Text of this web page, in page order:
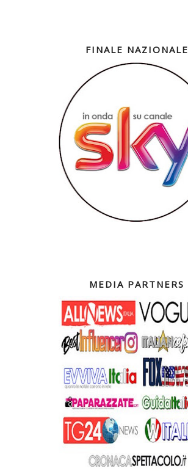
FINALE NAZIONALE
MEDIA PARTNERS